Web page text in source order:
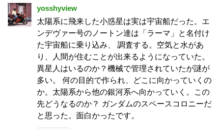
yosshyview
太陽系に飛来した小惑星は実は宇宙船だった。エ
ンデヴァー号のノートン達は「ラーマ」と名付け
た宇宙船に乗り込み、 調査する。空気と水があ
り、人間が住むことが出来るようになっていた。
異星人はいるのか？機械で管理されていたが謎が
多い。 何の目的で作られ、どこに向かっていくの
か。太陽系から他の銀河系へ向かっていく。この
先どうなるのか？ ガンダムのスペースコロニーだ
と思った。面白かったです。